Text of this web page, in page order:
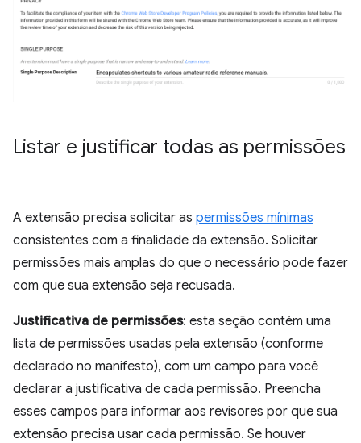
Listar e justificar todas as permissões
A extensão precisa solicitar as permissões mínimas
consistentes com a finalidade da extensão. Solicitar
permissões mais amplas do que o necessário pode fazer
com que sua extensão seja recusada.
Justificativa de permissões: esta seção contém uma
lista de permissões usadas pela extensão (conforme
declarado no manifesto), com um campo para você
declarar a justificativa de cada permissão. Preencha
esses campos para informar aos revisores por que sua
extensão precisa usar cada permissão. Se houver